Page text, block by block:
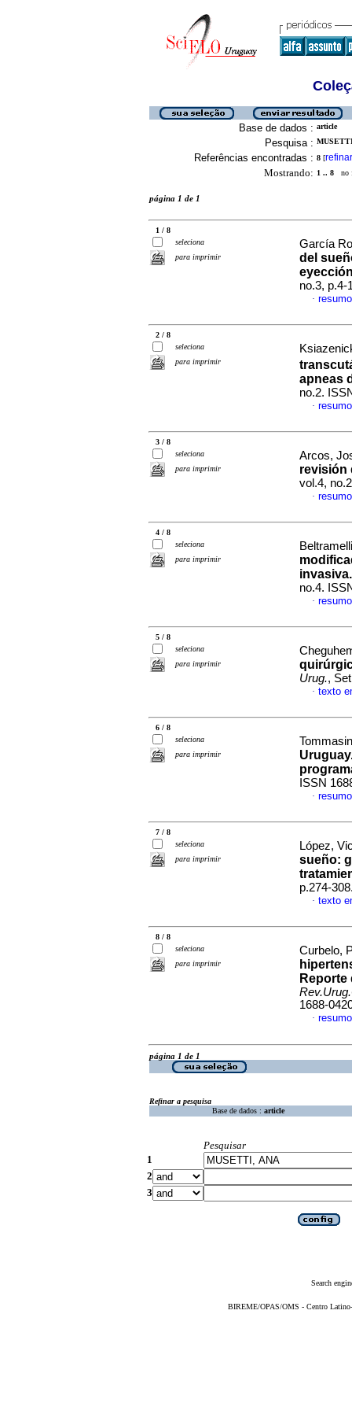
Base de dados : article
Pesquisa :
Referências encontradas : 8 [refinar
Mostrando: 1 .. 8 no
página 1 de 1
1 / 8
seleciona
para imprimir
García
del
no.3, p.4-
·
2 / 8
seleciona
para imprimir
apneas
no.2.
·
3 / 8
seleciona
para imprimir
Arcos,
revisión
vol.4,
·
4 / 8
seleciona
para imprimir
no.4.
·
5 / 8
seleciona
para imprimir
Urug.,
· texto
6 / 8
seleciona
para imprimir
ISSN
·
7 / 8
seleciona
para imprimir
López,
sueño:
p.274-
· texto
8 / 8
seleciona
para imprimir
Curbelo,
1688-
·
página 1 de 1
Refinar a pesquisa
Base de dados : article
Pesquisar
1
2
3
Search
BIREME/OPAS/OMS - Centro Latino-